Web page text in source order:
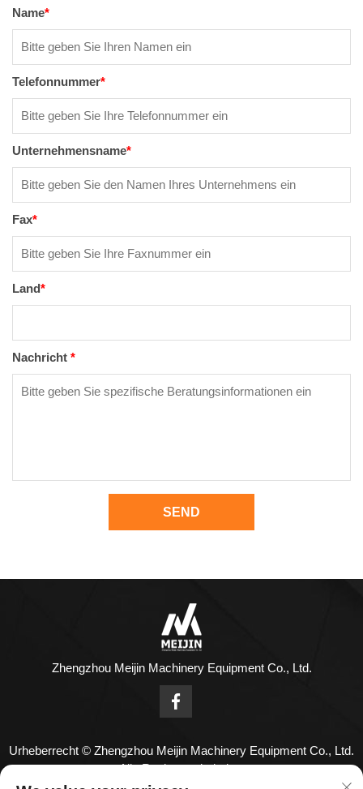
Name*
Telefonnummer*
Unternehmensname*
Fax*
Land*
Nachricht *
SEND
Zhengzhou Meijin Machinery Equipment Co., Ltd.
Urheberrecht © Zhengzhou Meijin Machinery Equipment Co., Ltd.
Alle Rechte vorbehalten
Contact Us